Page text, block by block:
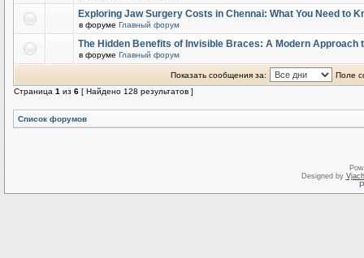
Exploring Jaw Surgery Costs in Chennai: What You Need to
в форуме Главный форум
The Hidden Benefits of Invisible Braces: A Modern Approach
в форуме Главный форум
Показать сообщения за:
Поле
Страница 1 из 6 [ Найдено 128 результатов ]
Список форумов
Designed by